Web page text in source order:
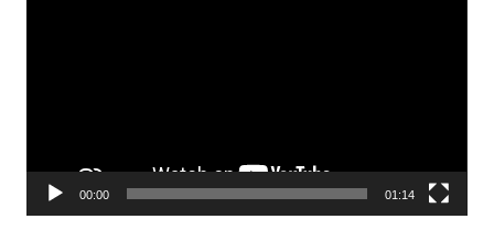
00:00 01:14